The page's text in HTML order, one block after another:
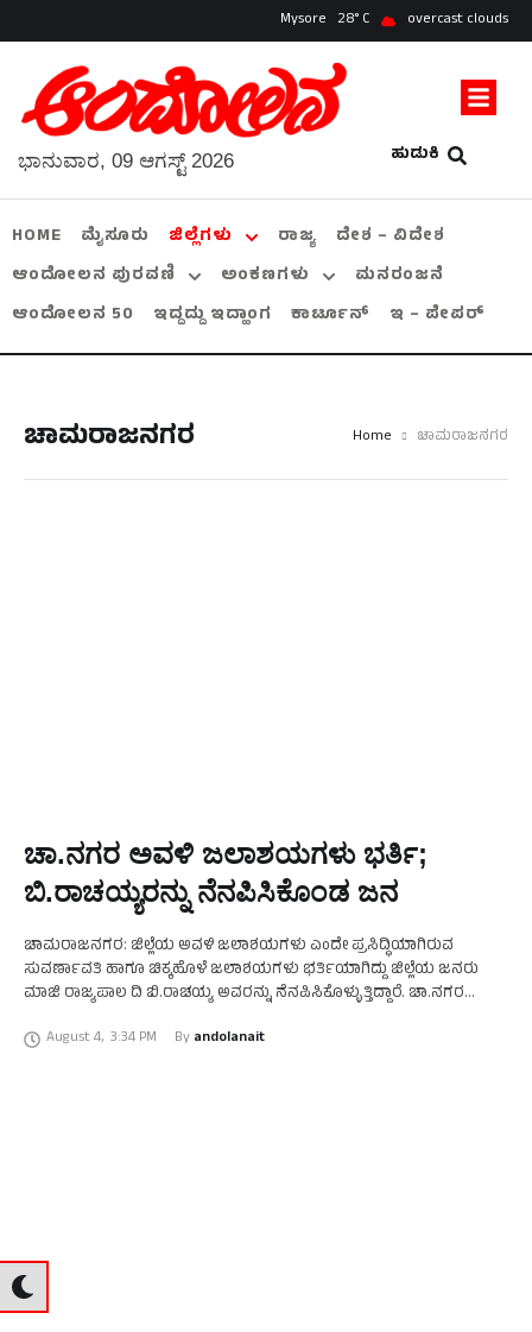
Mysore 28 overcast clouds
ಹುಡುಕಿ
ಭಾನುವಾರ, 09 ಆಗಸ್ಟ್ 2026
HOME ಮೈಸೂರು ಜಿಲ್ಲೆಗಳು ರಾಜ್ಯ
ದೇಶ – ವಿದೇಶ
ಆಂದೋಲನ ಪುರವಣಿ
ಅಂಕಣಗಳು
ಮನರಂಜನೆ
ಆಂದೋಲನ 50
ಇದ್ದದ್ದು ಇದ್ಹಾಂಗ ಕಾರ್ಟೂನ್ ಇ – ಪೇಪರ್
ಚಾಮರಾಜನಗರ Home ಚಾಮರಾಜನಗರ
ಚಾ.ನಗರ ಅವಳಿ ಜಲಾಶಯಗಳು ಭರ್ತಿ;
ಬಿ.ರಾಚಯ್ಯರನ್ನು ನೆನಪಿಸಿಕೊಂಡ ಜನ
ಚಾಮರಾಜನಗರ: ಜಿಲ್ಲೆಯ ಅವಳಿ ಜಲಾಶಯಗಳು ಎಂದೇ ಪ್ರಸಿದ್ಧಿಯಾಗಿರುವ
ಸುವರ್ಣಾವತಿ ಹಾಗೂ ಚಿಕ್ಕಹೊಳೆ ಜಲಾಶಯಗಳು ಭರ್ತಿಯಾಗಿದ್ದು ಜಿಲ್ಲೆಯ ಜನರು
ಮಾಜಿ ರಾಜ್ಯಪಾಲ ದಿ ಬಿ.ರಾಚಯ್ಯ ಅವರನ್ನು ನೆನಪಿಸಿಕೊಳ್ಳುತ್ತಿದ್ದಾರೆ. ಚಾ.ನಗರ
ಒಂದಕ್ಕೆ ದಿ.ಬಿ.ರಾಚಯ್ಯ ಅವರ …
August 4, 3:34 PM By andolanait